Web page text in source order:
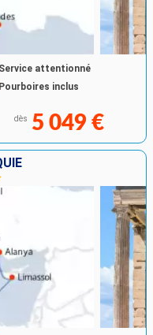
Service attentionné
Pourboires inclus
dès 5 049 €